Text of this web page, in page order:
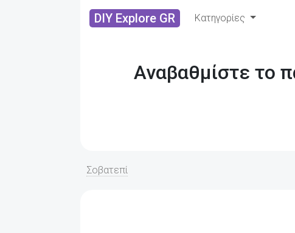
DIY Explore GR Κατηγορίες
Αναβαθμίστε το
Σοβατεπί